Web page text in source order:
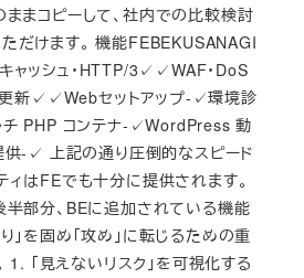
ままコピーして、社内での比較検討
だけます。 機能FEBEKUSANAGI
ッシュ・HTTP/3✓✓WAF・DoS
新✓✓Webセットアップ-✓環境診
チ PHP コンテナ-✓WordPress 動
供-✓ 上記の通り圧倒的なスピード
ィはFEでも十分に提供されます。
半部分、BEに追加されている機能
」を固め「攻め」に転じるための重
1. 「見えないリスク」を可視化する